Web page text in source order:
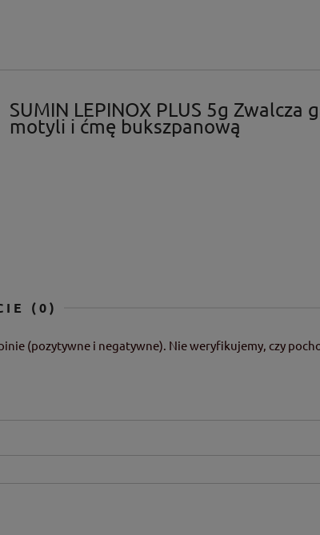
SUMIN LEPINOX PLUS 5g Zwalcza
motyli i ćmę bukszpanową
(0)
(pozytywne i negatywne). Nie weryfikujemy, czy